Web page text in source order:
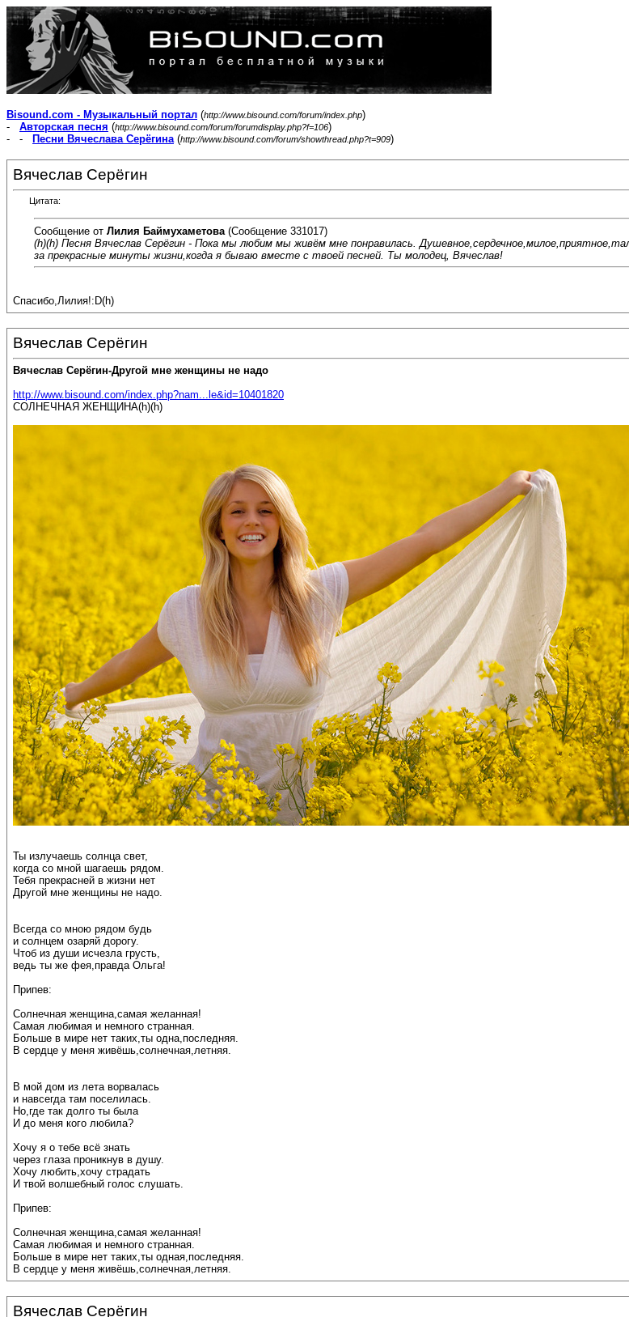
Bisound.com - Музыкальный портал (http://www.bisound.com/forum/index.php)
- Авторская песня (http://www.bisound.com/forum/forumdisplay.php?f=106)
- -
Песни Вячеслава Серёгина(http://www.bisound.com/forum/showthread.php?t=909)
Вячеслав Серёгин
Цитата:
Сообщение от Лилия Баймухаметова (Сообщение 331017)
(h)(h) Песня Вячеслав Серёгин - Пока мы любим мы живём мне понравилась.
за прекрасные минуты жизни,когда я бываю вместе с твоей песней. Ты молодец, Вячеслав!
Спасибо,Лилия!:D(h)
Вячеслав Серёгин
Вячеслав Серёгин-Другой мне женщины не надо
http://www.bisound.com/index.php?nam...le&id=10401820
СОЛНЕЧНАЯ ЖЕНЩИНА(h)(h)
Ты излучаешь солнца свет,
когда со мной шагаешь рядом.
Тебя прекрасней в жизни нет
Другой мне женщины не надо.
Всегда со мною рядом будь
и солнцем озаряй дорогу.
Чтоб из души исчезла грусть,
ведь ты же фея,правда Ольга!
Припев:
Солнечная женщина,самая желанная!
Самая любимая и немного странная.
Больше в мире нет таких,ты одна,последняя.
В сердце у меня живёшь,солнечная,летняя.
В мой дом из лета ворвалась
и навсегда там поселилась.
Но,где так долго ты была
И до меня кого любила?
Хочу я о тебе всё знать
через глаза проникнув в душу.
Хочу любить,хочу страдать
И твой волшебный голос слушать.
Припев:
Солнечная женщина,самая желанная!
Самая любимая и немного странная.
Больше в мире нет таких,ты одная,последняя.
В сердце у меня живёшь,солнечная,летняя.
Вячеслав Серёгин